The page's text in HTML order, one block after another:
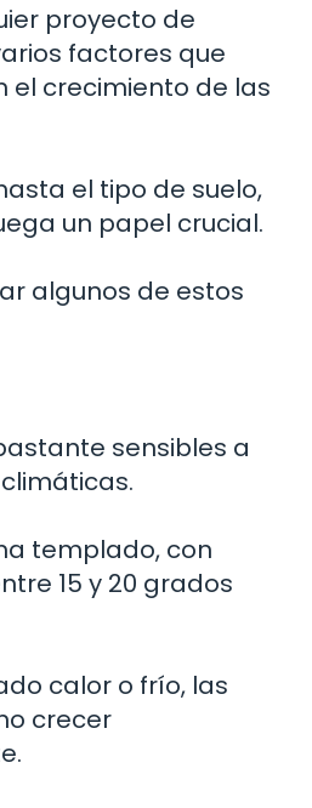
proyecto de
factores que
el crecimiento de las
el tipo de suelo,
un papel crucial.
algunos de estos
sensibles a
templado, con
15 y 20 grados
calor o frío, las
crecer